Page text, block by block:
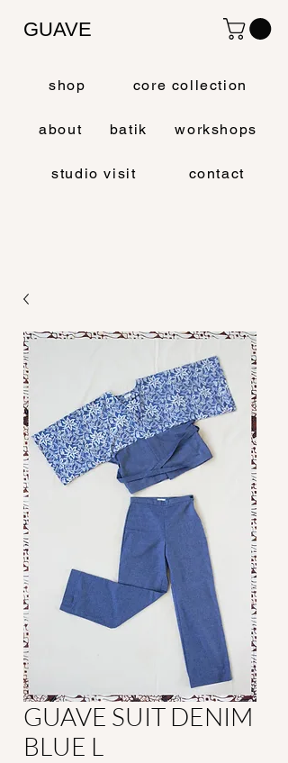
GUAVE
shop core collection
about batik workshops
studio visit contact
GUAVE SUIT DENIM
BLUE L